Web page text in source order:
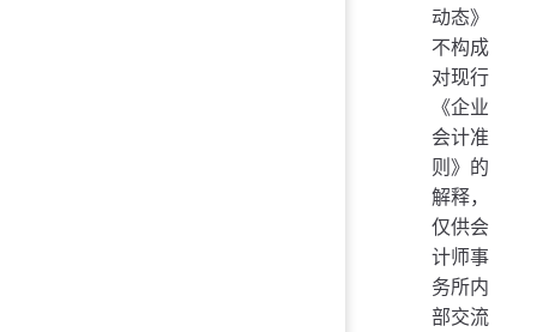
动态》
不构成
对现行
《企业
会计准
则》的
解释，
仅供会
计师事
务所内
部交流